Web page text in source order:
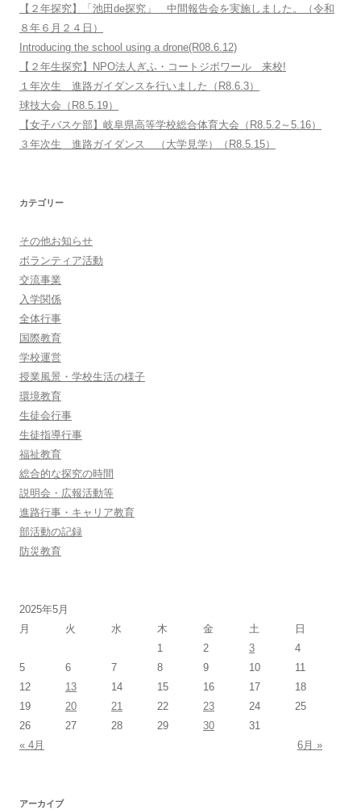
【２年探究】「池田de探究」 中間報告会を実施しました。（令和
８年６月２４日）
Introducing the school using a drone(R08.6.12)
【２年生探究】NPO法人ぎふ・コートジボワール 来校!
１年次生 進路ガイダンスを行いました（R8.6.3）
球技大会（R8.5.19）
【女子バスケ部】岐阜県高等学校総合体育大会（R8.5.2～5.16）
３年次生 進路ガイダンス （大学見学）（R8.5.15）
カテゴリー
その他お知らせ
ボランティア活動
交流事業
入学関係
全体行事
国際教育
学校運営
授業風景・学校生活の様子
環境教育
生徒会行事
生徒指導行事
福祉教育
総合的な探究の時間
説明会・広報活動等
進路行事・キャリア教育
部活動の記録
防災教育
2025年5月
月
火 水 木 金 土
日
1
2 3
4
5
6 7 8 9 10
11
12
13 14 15 16 17
18
19
20 21 22 23 24
25
26
27 28 29 30
31
« 4月
6月 »
アーカイブ